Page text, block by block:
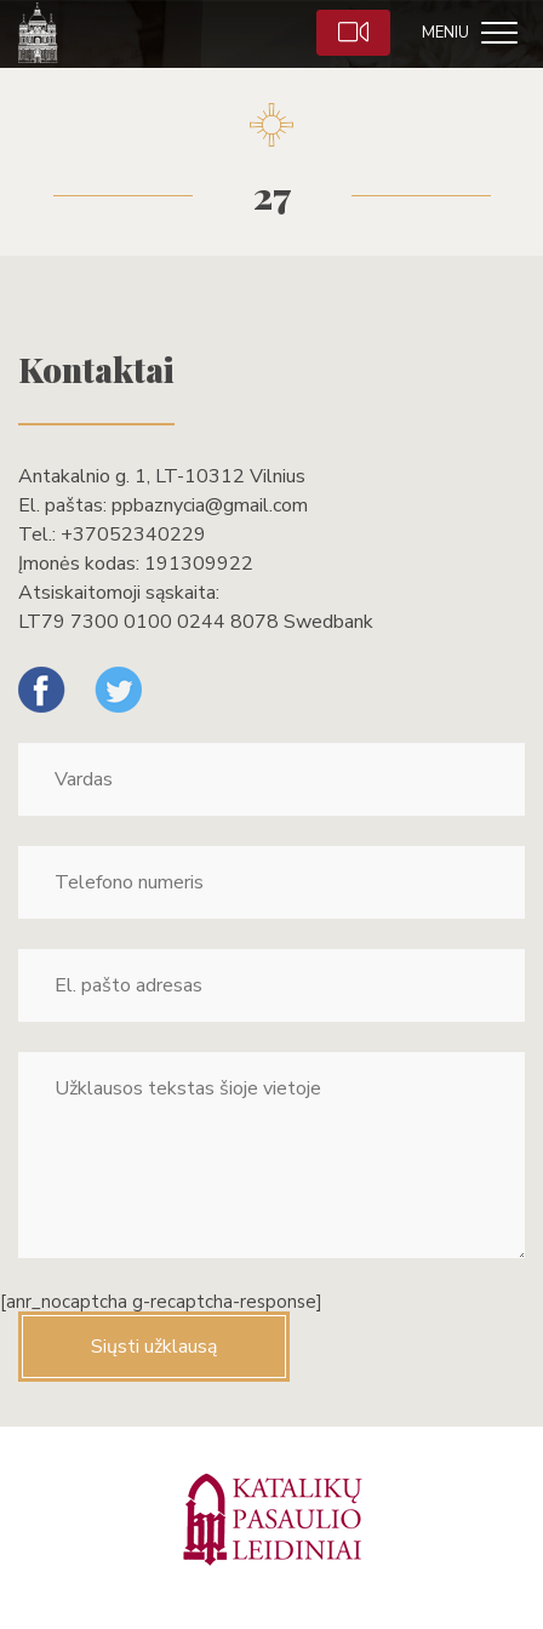
MENIU
27
Kontaktai
Antakalnio g. 1, LT-10312 Vilnius
El. paštas: ppbaznycia@gmail.com
Tel.: +37052340229
Įmonės kodas: 191309922
Atsiskaitomoji sąskaita:
LT79 7300 0100 0244 8078 Swedbank
[anr_nocaptcha g-recaptcha-response]